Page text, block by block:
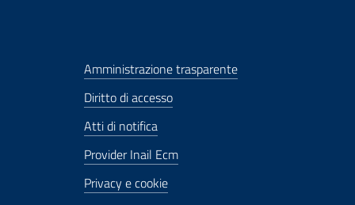
Amministrazione trasparente
Diritto di accesso
Atti di notifica
Provider Inail Ecm
Privacy e cookie